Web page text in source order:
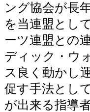
ング協会が長
を当連盟とし
ーツ連盟との
ディック・ウ
ス良く動かし
促す手法とし
が出来る指導